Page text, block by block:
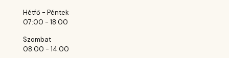
Hétfő - Péntek
07:00 - 18:00
Szombat
08:00 - 14:00